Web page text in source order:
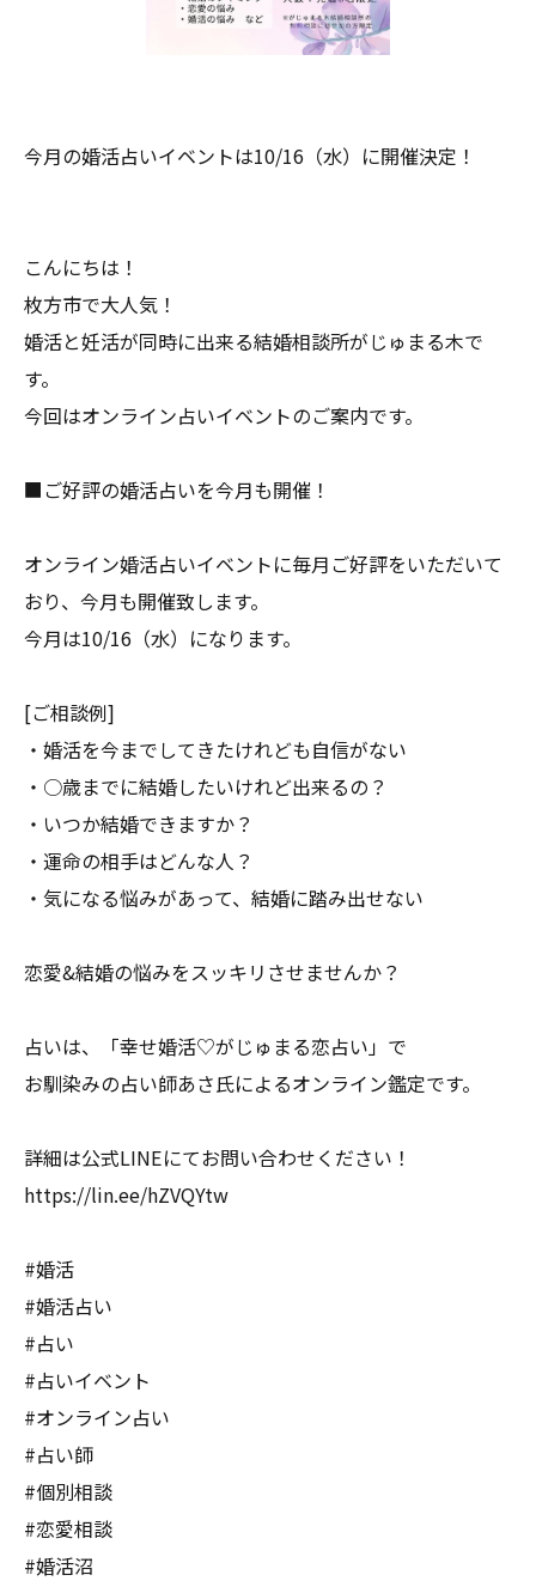
今月の婚活占いイベントは10/16（水）に開催決定！
こんにちは！
枚方市で大人気！
婚活と妊活が同時に出来る結婚相談所がじゅまる木で
す。
今回はオンライン占いイベントのご案内です。
■ご好評の婚活占いを今月も開催！
オンライン婚活占いイベントに毎月ご好評をいただいて
おり、今月も開催致します。
今月は10/16（水）になります。
[ご相談例]
・婚活を今までしてきたけれども自信がない
・○歳までに結婚したいけれど出来るの？
・いつか結婚できますか？
・運命の相手はどんな人？
・気になる悩みがあって、結婚に踏み出せない
恋愛&結婚の悩みをスッキリさせませんか？
占いは、「幸せ婚活♡がじゅまる恋占い」で
お馴染みの占い師あさ氏によるオンライン鑑定です。
詳細は公式LINEにてお問い合わせください！
https://lin.ee/hZVQYtw
#婚活
#婚活占い
#占い
#占いイベント
#オンライン占い
#占い師
#個別相談
#恋愛相談
#婚活沼